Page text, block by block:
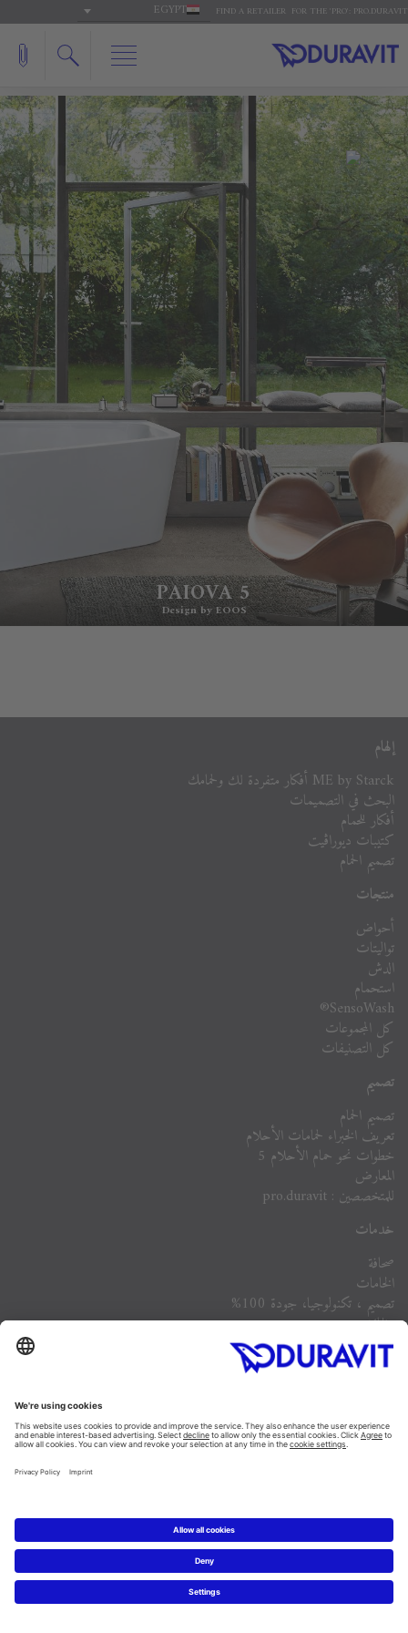
FOR THE 'PRO': PRO.DURAVIT
FIND A RETAILER
EGYPT
PAIOVA 5
Design by EOOS
إلهام
ME by Starck أفكار متفردة لك ولحمامك
البحث في التصميمات
أفكار للحمام
كتيبات ديوراڨيت
تصميم الحمام
منتجات
أحواض
تواليتات
الدش
استحمام
SensoWash®
كل المجموعات
كل التصنيفات
تصميم
تصميم الحمام
تعريف الخبراء لحمامات الأحلام
خطوات نحو حمام الأحلام 5
المعارض
للمتخصصين : pro.duravit
خدمات
صحافة
الخامات
تصميم ، تكنولوجيا، جودة 100%
وظائف
الشركة
أسئلة مكررة
Facebook
Instagram
Copyright © 2026 Duravit AG
دمغة الناشر|شروط حماية البيانات|
Cookie settings
Egypt